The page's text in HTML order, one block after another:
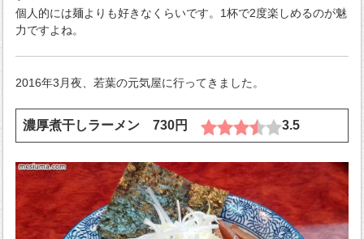
個人的には麺よりも好きなくらいです。1杯で2度楽しめるのが魅
力ですよね。
2016年3月夜、若葉の元気屋に行ってきました。
濃厚煮干しラーメン 730円 3.5